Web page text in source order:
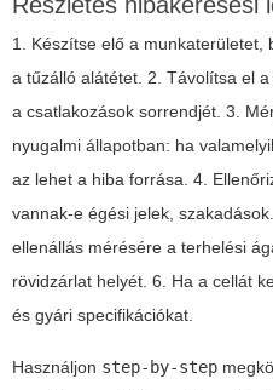
Részletes hibakeresési
1. Készítse elő a munkaterületet,
a tűzálló alátétet. 2. Távolítsa el
a csatlakozások sorrendjét. 3.
nyugalmi állapotban: ha
az lehet a hiba forrása. 4.
vannak-e égési jelek,
ellenállás mérésére a terhelési
rövidzárlat helyét. 6. Ha a cellát
és gyári specifikációkat.
Használjon step-by-step